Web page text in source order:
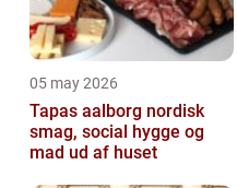
05 may 2026
Tapas aalborg nordisk
smag, social hygge og
mad ud af huset